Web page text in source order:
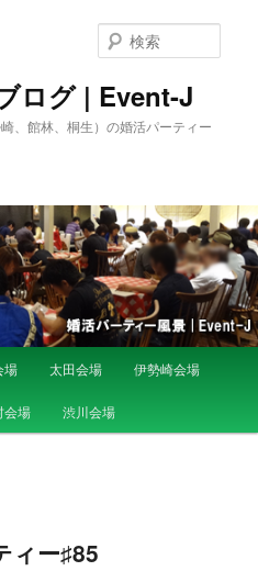
ログ | Event-J
、館林、桐生）の婚活パーティー
索
場 太田会場 伊勢崎会場
会場 渋川会場
ィー♯85